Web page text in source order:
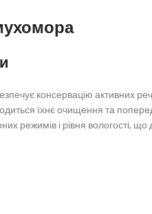
консервацію активних
їхнє очищення та
режимів і рівня вологості,